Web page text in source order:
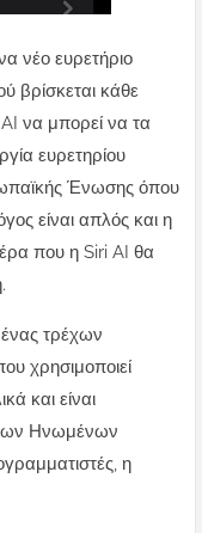
νέο ευρετήριο
βρίσκεται κάθε
να μπορεί να τα
ευρετηρίου
Ένωσης όπου
είναι απλός και η
που η Siri AI θα
τρέχων
χρησιμοποιεί
και είναι
των Ηνωμένων
η